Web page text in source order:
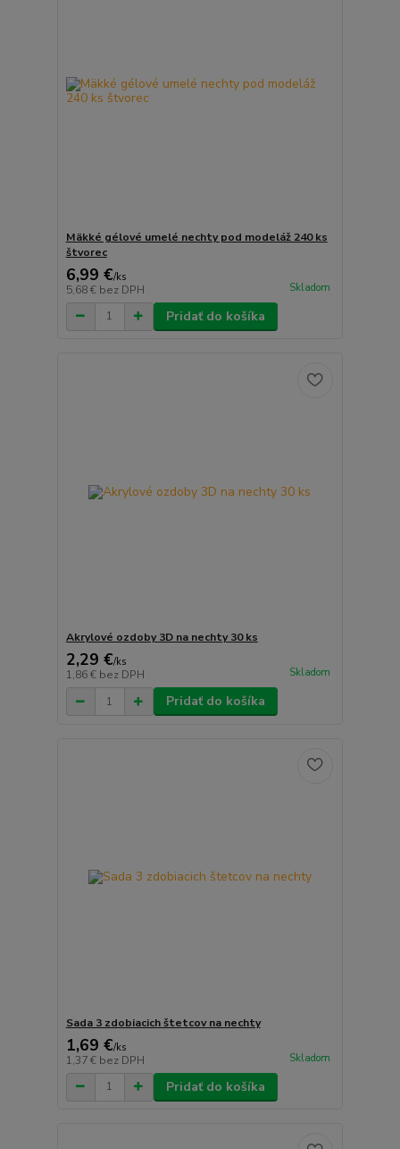
Mäkké gélové umelé nechty pod modeláž 240 ks
štvorec
6,99 €/ks
5,68 € bez DPH Skladom
Pridať do košíka
Akrylové ozdoby 3D na nechty 30 ks
2,29 €/ks
1,86 € bez DPH Skladom
Pridať do košíka
Sada 3 zdobiacich štetcov na nechty
1,69 €/ks
1,37 € bez DPH Skladom
Pridať do košíka